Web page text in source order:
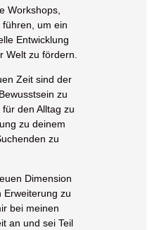
Workshops,
um ein
Entwicklung
Welt zu fördern.
Zeit sind der
zu
den Alltag zu
zu deinem
zu
Dimension
Erweiterung zu
bei meinen
an und sei Teil